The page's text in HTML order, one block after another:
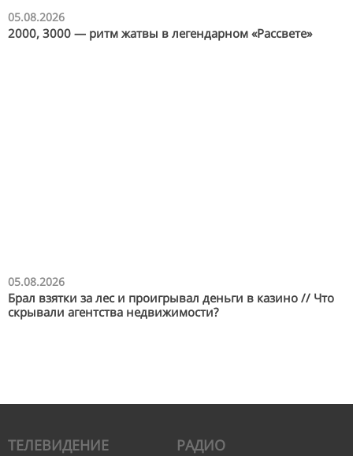
05.08.2026
2000, 3000 — ритм жатвы в легендарном «Рассвете»
05.08.2026
Брал взятки за лес и проигрывал деньги в казино // Что
скрывали агентства недвижимости?
ТЕЛЕВИДЕНИЕ РАДИО